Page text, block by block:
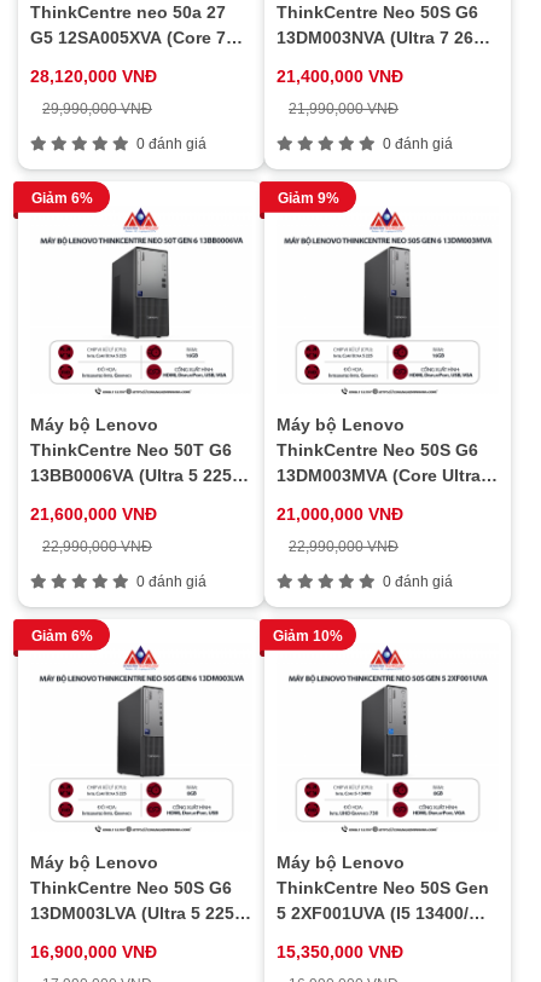
ThinkCentre neo 50a 27
G5 12SA005XVA (Core 7
27inch/ Key/ Mouse/
NoOS/ 1Y)
28,120,000 VNĐ
29,990,000 VNĐ
0 đánh giá
ThinkCentre Neo 50S G6
13DM003NVA (Ultra 7 265/
BT/ Key/ Mouse/ NoOS/ 1Y)
21,400,000 VNĐ
21,990,000 VNĐ
0 đánh giá
Giảm 6%
Máy bộ Lenovo
ThinkCentre Neo 50T G6
13BB0006VA (Ultra 5 225/
BT/ Key/ Mouse/ NoOS/ 1Y)
21,600,000 VNĐ
22,990,000 VNĐ
0 đánh giá
Giảm 9%
Máy bộ Lenovo
ThinkCentre Neo 50S G6
13DM003MVA (Core Ultra 5
Wifi + BT/ Key/ Mouse/
NoOS/ 1Y)
21,000,000 VNĐ
22,990,000 VNĐ
0 đánh giá
Giảm 6%
Máy bộ Lenovo
ThinkCentre Neo 50S G6
13DM003LVA (Ultra 5 225/
BT/ Key/ Mouse/ NoOS/ 1Y)
16,900,000 VNĐ
Giảm 10%
Máy bộ Lenovo
ThinkCentre Neo 50S Gen
5 2XF001UVA (I5 13400/
BT/ Key/ Mouse/ NoOS/ 1Y)
15,350,000 VNĐ